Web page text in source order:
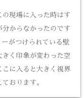
の現場に入った時はす
からなかったのです
がつけられている壁
く印象が変わった空
こに入ると大きく視界
おります。